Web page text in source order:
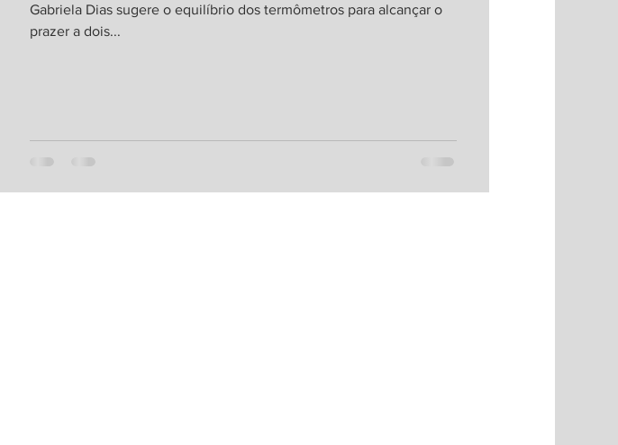
Gabriela Dias sugere o equilíbrio dos termômetros para alcançar o
prazer a dois...